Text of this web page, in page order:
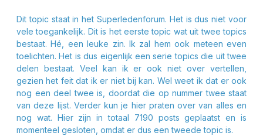
Dit topic staat in het Superledenforum. Het is dus niet voor
vele toegankelijk. Dit is het eerste topic wat uit twee topics
bestaat. Hé, een leuke zin. Ik zal hem ook meteen even
toelichten. Het is dus eigenlijk een serie topics die uit twee
delen bestaat. Veel kan ik er ook niet over vertellen,
gezien het feit dat ik er niet bij kan. Wel weet ik dat er ook
nog een deel twee is, doordat die op nummer twee staat
van deze lijst. Verder kun je hier praten over van alles en
nog wat. Hier zijn in totaal 7190 posts geplaatst en is
momenteel gesloten, omdat er dus een tweede topic is.